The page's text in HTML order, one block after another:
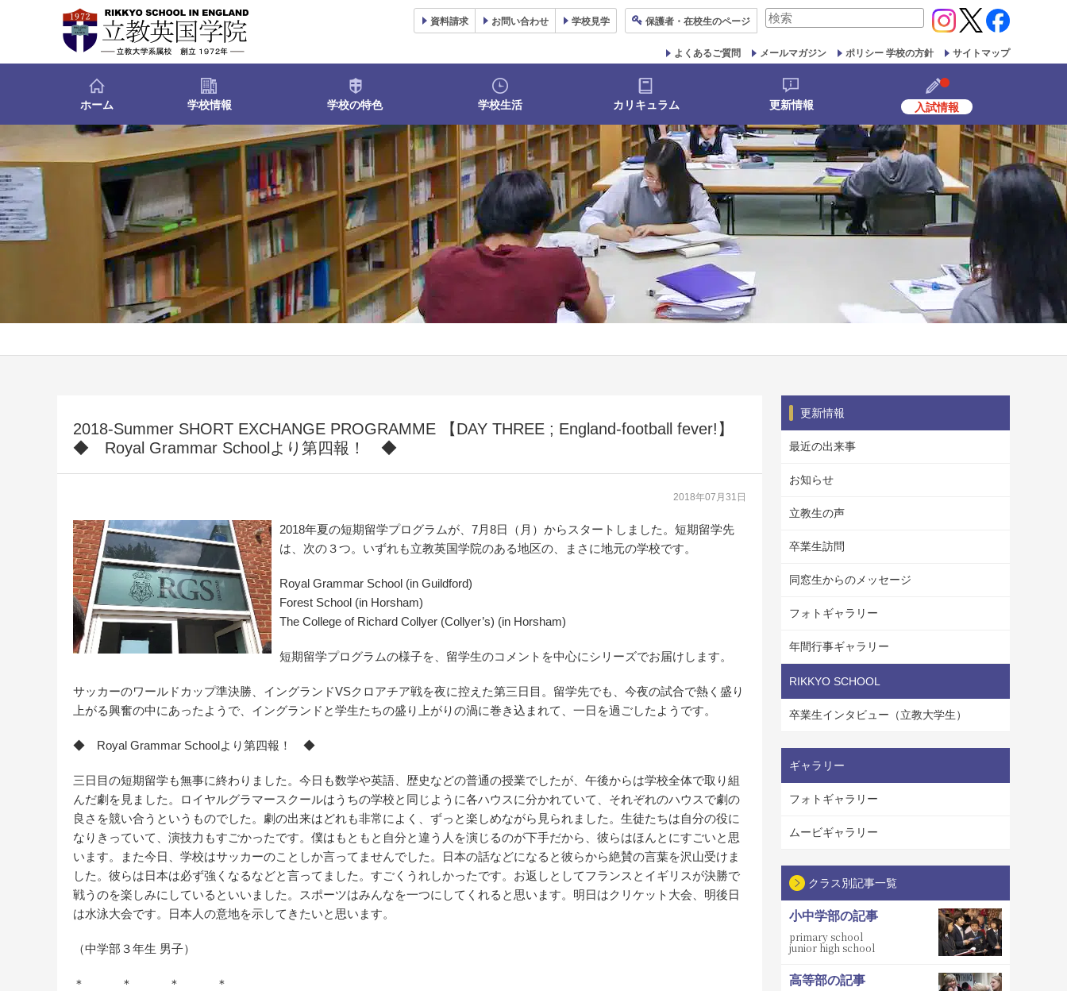
資料請求 お問い合わせ 学校見学 保護者 ・在校生のページ
検
対
象:
よくあるご質問 メールマガジン ポリシー 学校の方針 サイトマップ
ホーム 学校情報 学校の特色 学校生活 カリキュラム 更新情報 入試情報
2018-Summer SHORT EXCHANGE PROGRAMME 【DAY THREE ; England-football fever!】
◆ Royal Grammar Schoolより第四報！ ◆
2018年07月31日
2018年夏の短期留学プログラムが、7月8日（月）からスタートしました。短期留学先
は、次の３つ。いずれも立教英国学院のある地区の、まさに地元の学校です。
Royal Grammar School (in Guildford)
Forest School (in Horsham)
The College of Richard Collyer (Collyer’s) (in Horsham)
短期留学プログラムの様子を、留学生のコメントを中心にシリーズでお届けします。
サッカーのワールドカップ準決勝、イングランドVSクロアチア戦を夜に控えた第三日目。留学先でも、今夜の試合で熱く盛り
上がる興奮の中にあったようで、イングランドと学生たちの盛り上がりの渦に巻き込まれて、一日を過ごしたようです。
◆ Royal Grammar Schoolより第四報！ ◆
三日目の短期留学も無事に終わりました。今日も数学や英語、歴史などの普通の授業でしたが、午後からは学校全体で取り組
んだ劇を見ました。ロイヤルグラマースクールはうちの学校と同じように各ハウスに分かれていて、それぞれのハウスで劇の
良さを競い合うというものでした。劇の出来はどれも非常によく、ずっと楽しめながら見られました。生徒たちは自分の役に
なりきっていて、演技力もすごかったです。僕はもともと自分と違う人を演じるのが下手だから、彼らはほんとにすごいと思
います。また今日、学校はサッカーのことしか言ってませんでした。日本の話などになると彼らから絶賛の言葉を沢山受けま
した。彼らは日本は必ず強くなるなどと言ってました。すごくうれしかったです。お返しとしてフランスとイギリスが決勝で
戦うのを楽しみにしているといいました。スポーツはみんなを一つにしてくれると思います。明日はクリケット大会、明後日
は水泳大会です。日本人の意地を示してきたいと思います。
（中学部３年生 男子）
＊ ＊ ＊ ＊
更新情報
最近の出来事
お知らせ
立教生の声
卒業生訪問
同窓生からのメッセージ
フォトギャラリー
年間行事ギャラリー
RIKKYO SCHOOL
卒業生インタビュー（立教大学生）
ギャラリー
フォトギャラリー
ムービギャラリー
クラス別記事一覧
小中学部の記事
primary school
junior high school
高等部の記事